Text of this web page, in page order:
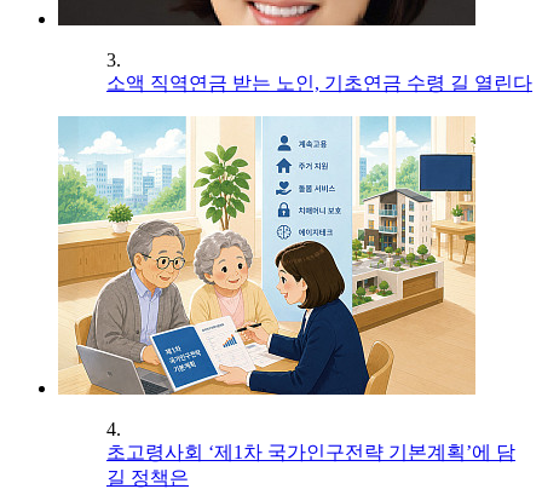
3.
소액 직역연금 받는 노인, 기초연금 수령 길 열린다
4.
초고령사회 ‘제1차 국가인구전략 기본계획’에 담
길 정책은